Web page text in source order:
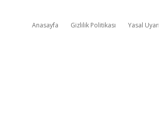
Anasayfa Gizlilik Politikası Yasal Uyarı